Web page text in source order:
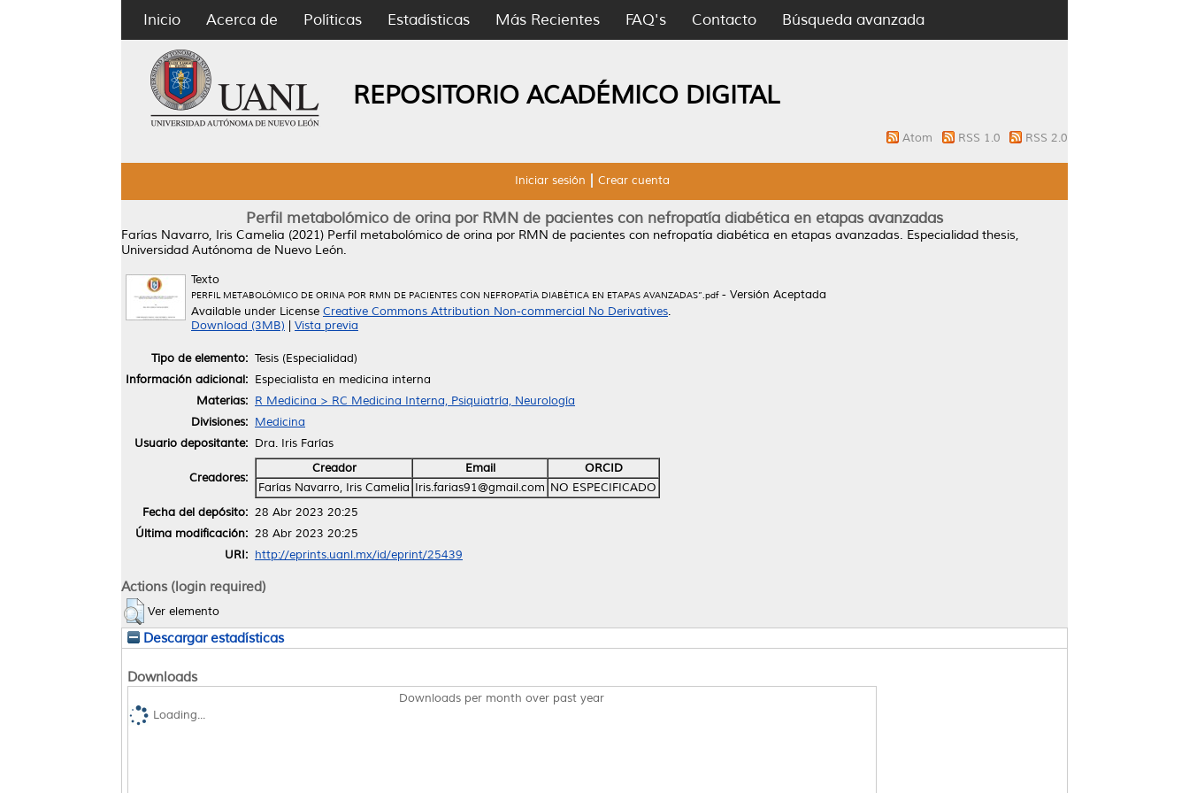
Inicio Acerca de Políticas Estadísticas Más Recientes FAQ's Contacto Búsqueda avanzada
REPOSITORIO ACADÉMICO DIGITAL
Atom RSS 1.0 RSS 2.0
Iniciar sesión Crear cuenta
Perfil metabolómico de orina por RMN de pacientes con nefropatía diabética en etapas avanzadas
Farías Navarro, Iris Camelia (2021) Perfil metabolómico de orina por RMN de pacientes con nefropatía diabética en etapas avanzadas. Especialidad thesis,
Universidad Autónoma de Nuevo León.
Texto
PERFIL METABOLÓMICO DE ORINA POR RMN DE PACIENTES CON NEFROPATÍA DIABÉTICA EN ETAPAS AVANZADAS”.pdf- Versión Aceptada
Available under License Creative Commons Attribution Non-commercial No Derivatives.
Download (3MB)
Vista previa
Tipo de elemento: Tesis (Especialidad)
Información adicional: Especialista en medicina interna
Materias: R Medicina > RC Medicina Interna, Psiquiatría, Neurología
Divisiones: Medicina
Usuario depositante: Dra. Iris Farías
Creadores:
Creador Email
ORCID
Farías Navarro, Iris Camelia Iris.farias91@gmail.com NO ESPECIFICADO
Fecha del depósito: 28 Abr 2023 20:25
Última modificación: 28 Abr 2023 20:25
URI: http://eprints.uanl.mx/id/eprint/25439
Actions (login required)
Ver elemento
Descargar estadísticas
Downloads
Downloads per month over past year
Loading...